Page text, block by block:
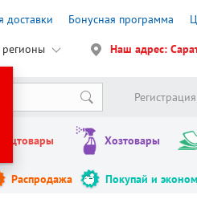
доставки Бонусная программа
регионы Наш адрес:
Регистрация
Хозтовары
Распродажа Покупай и